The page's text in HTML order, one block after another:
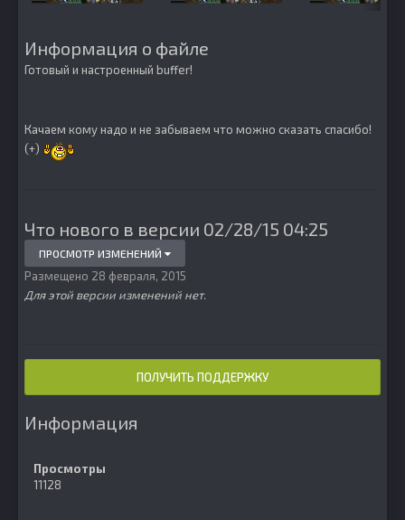
Информация о файле
Готовый и настроенный buffer!
Качаем кому надо и не забываем что можно сказать спасибо!
(+)
Что нового в версии 02/28/15 04:25
ПРОСМОТР ИЗМЕНЕНИЙ
Размещено 28 февраля, 2015
Для этой версии изменений нет.
ПОЛУЧИТЬ ПОДДЕРЖКУ
Информация
Просмотры
11128